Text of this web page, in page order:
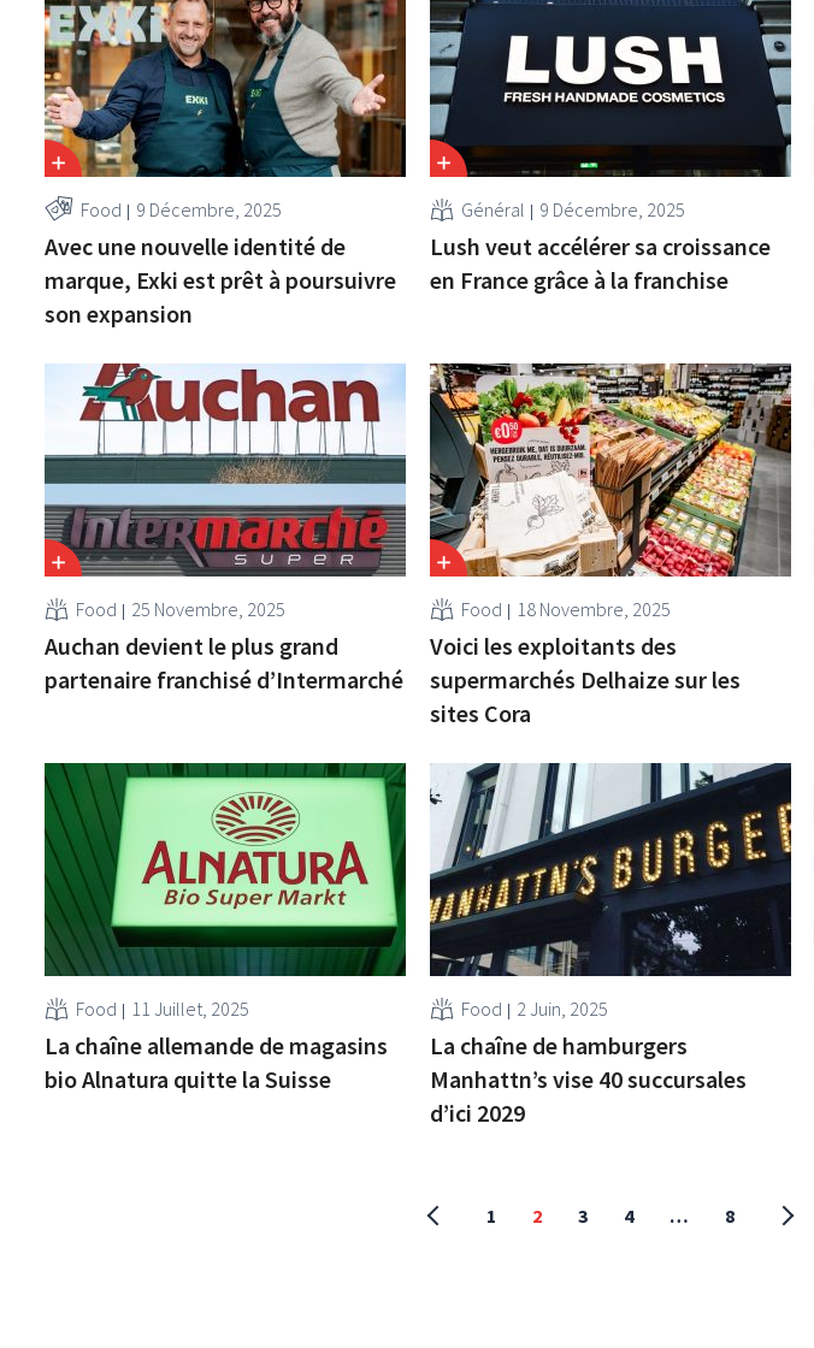
Food 9 Décembre, 2025
Avec une nouvelle identité de
marque, Exki est prêt à poursuivre
son expansion
Général 9 Décembre, 2025
Lush veut accélérer sa croissance
en France grâce à la franchise
Food 25 Novembre, 2025
Auchan devient le plus grand
partenaire franchisé d’Intermarché
Food 18 Novembre, 2025
Voici les exploitants des
supermarchés Delhaize sur les
sites Cora
Food 11 Juillet, 2025
La chaîne allemande de magasins
bio Alnatura quitte la Suisse
Food 2 Juin, 2025
La chaîne de hamburgers
Manhattn’s vise 40 succursales
d’ici 2029
1 2 3 4 … 8